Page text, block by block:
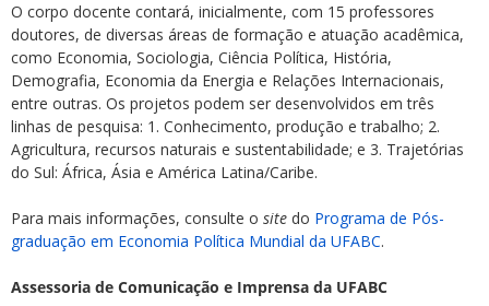
O corpo docente contará, inicialmente, com 15 professores
doutores, de diversas áreas de formação e atuação acadêmica,
como Economia, Sociologia, Ciência Política, História,
Demografia, Economia da Energia e Relações Internacionais,
entre outras. Os projetos podem ser desenvolvidos em três
linhas de pesquisa: 1. Conhecimento, produção e trabalho; 2.
Agricultura, recursos naturais e sustentabilidade; e 3. Trajetórias
do Sul: África, Ásia e América Latina/Caribe.
Para mais informações, consulte o site do Programa de Pós-
graduação em Economia Política Mundial da UFABC.
Assessoria de Comunicação e Imprensa da UFABC